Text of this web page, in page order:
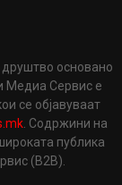
основано
Медиа Сервис е
се објавуваат
. Содржини на
публика
(B2B).